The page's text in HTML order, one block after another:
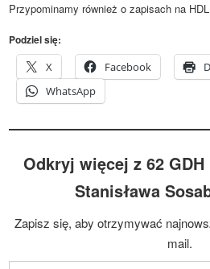
Przypominamy również o zapisach na
Podziel się:
X
Facebook
WhatsApp
Odkryj więcej z 62
Stanisława
Zapisz się, aby otrzymywać
mail.
Wpisz swój adres e-mail…